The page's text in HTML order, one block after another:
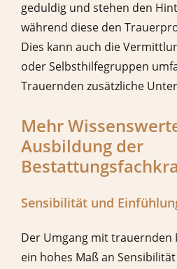
geduldig und stehen den
während diese den
Dies kann auch die
oder Selbsthilfegruppen
Trauernden zusätzliche
Mehr
Ausbildung der
Sensibilität und
Der Umgang mit
ein hohes Maß an